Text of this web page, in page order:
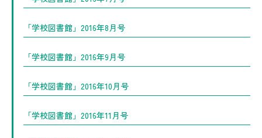
「学校図書館」2016年8月号
「学校図書館」2016年9月号
「学校図書館」2016年10月号
「学校図書館」2016年11月号